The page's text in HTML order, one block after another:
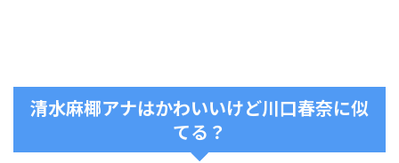
清水麻椰アナはかわいいけど川口春奈に似
てる？